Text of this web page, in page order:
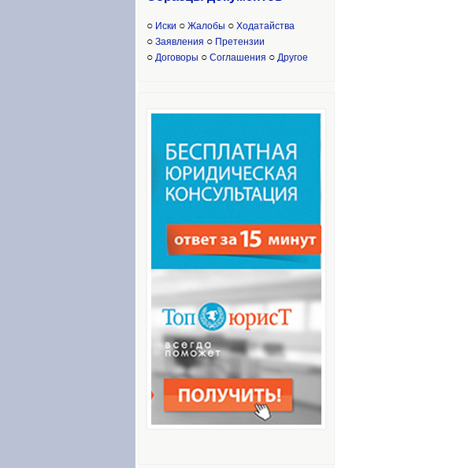
○ Иски ○ Жалобы ○ Ходатайства
○ Заявления ○ Претензии
○ Договоры ○ Соглашения ○ Другое